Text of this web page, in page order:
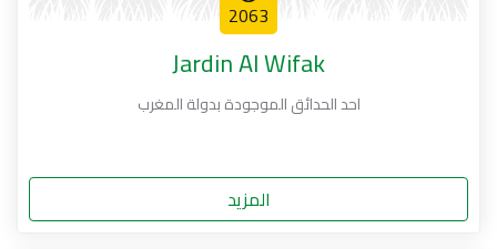
2063
Jardin Al Wifak
احد الحدائق الموجودة بدولة المغرب
المزيد